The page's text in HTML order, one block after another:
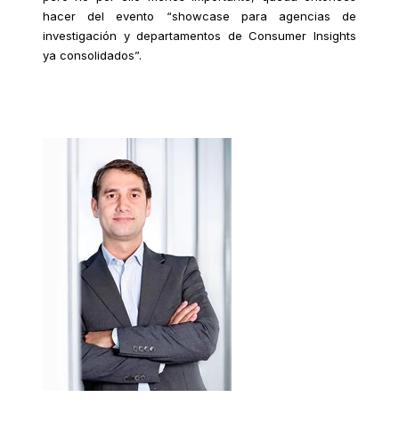
hacer del evento “showcase para agencias de
investigación y departamentos de Consumer Insights
ya consolidados”.